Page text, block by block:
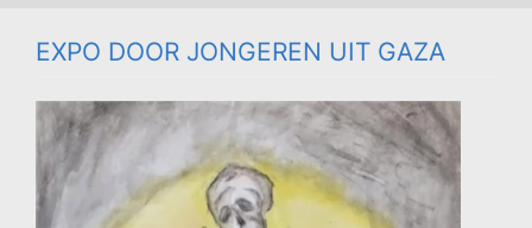
EXPO DOOR JONGEREN UIT GAZA